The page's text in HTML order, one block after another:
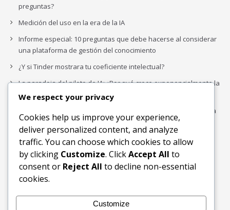
preguntas?
Medición del uso en la era de la IA
Informe especial: 10 preguntas que debe hacerse al considerar
una plataforma de gestión del conocimiento
¿Y si Tinder mostrara tu coeficiente intelectual?
La paradoja del piloto de IA: ¿Por qué crece exponencialmente la
complejidad de la IA empresarial?
Los organigramas de marketing se crearon para los canales. La
IA acaba de dejarlos obsoletos.
Buscar
Buscar
We respect your privacy
Cookies help us improve your experience,
deliver personalized content, and analyze
traffic. You can choose which cookies to allow
by clicking Customize. ClickAccept All to
consent or Reject All to decline non-essential
cookies.
Customize